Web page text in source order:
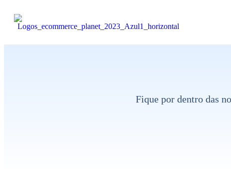
Fique por dentro das